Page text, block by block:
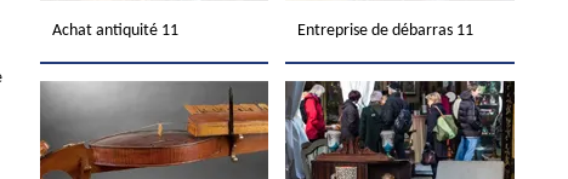
Achat antiquité 11 Entreprise de débarras 11